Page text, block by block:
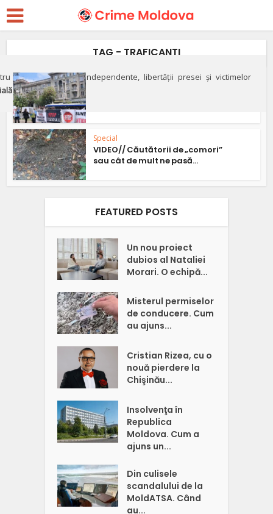
apărarea justiției independente, libertății presei și victimelor
TAG - TRAFICANTI
Social
Special
VIDEO// Căutătorii de „comori”
sau cât de mult ne pasă...
FEATURED POSTS
Un nou proiect
dubios al Nataliei
Morari. O echipă...
Misterul permiselor
de conducere. Cum
au ajuns...
Cristian Rizea, cu o
nouă pierdere la
Chişinău...
Insolvenţa în
Republica
Moldova. Cum a
ajuns un...
Din culisele
scandalului de la
MoldATSA. Când
au...